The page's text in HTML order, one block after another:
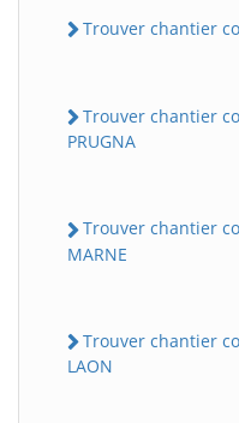
Trouver chantier
Trouver chantier
PRUGNA
Trouver chantier
MARNE
Trouver chantier
LAON